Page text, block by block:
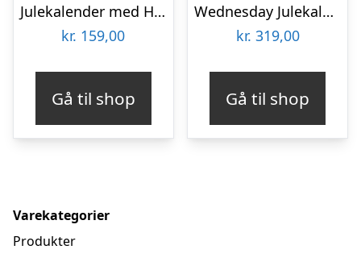
Julekalender med Håraccessoarer & Smykker
kr. 159,00
Gå til shop
Wednesday Julekalender
kr. 319,00
Gå til shop
Varekategorier
Produkter